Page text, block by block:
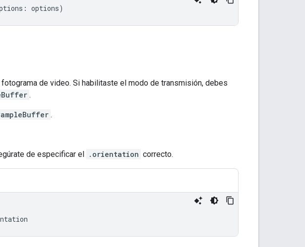
: options)
de video. Si habilitaste el modo de transmisión, debes
.
.
de especificar el .orientation correcto.